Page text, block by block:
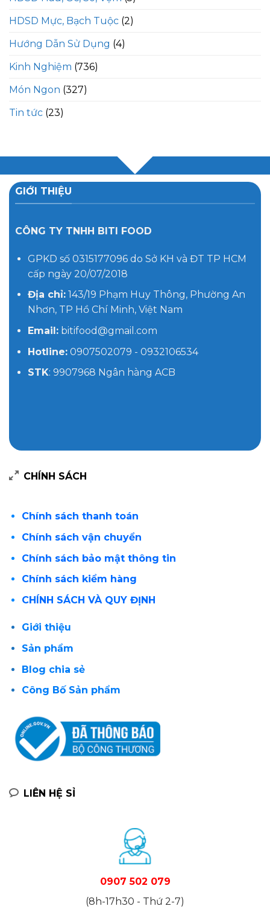
HDSD Mực, Bạch Tuộc (2)
Hướng Dẫn Sử Dụng (4)
Kinh Nghiệm (736)
Món Ngon (327)
Tin tức (23)
GIỚI THIỆU
CÔNG TY TNHH BITI FOOD
GPKD số 0315177096 do Sở KH và ĐT TP HCM
cấp ngày 20/07/2018
Địa chỉ:143/19 Phạm Huy Thông, Phường An
Nhơn, TP Hồ Chí Minh, Việt Nam
Email:bitifood@gmail.com
Hotline:0907502079 - 0932106534
STK: 9907968 Ngân hàng ACB
CHÍNH SÁCH
Chính sách thanh toán
Chính sách vận chuyển
Chính sách bảo mật thông tin
Chính sách kiểm hàng
CHÍNH SÁCH VÀ QUY ĐỊNH
Giới thiệu
Sản phẩm
Blog chia sẻ
Công Bố Sản phẩm
LIÊN HỆ SỈ
0907 502 079
(8h-17h30 - Thứ 2-7)